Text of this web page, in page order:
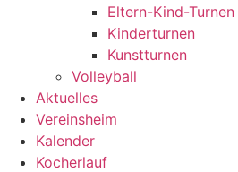
Eltern-Kind-Turnen
Kinderturnen
Kunstturnen
Volleyball
Aktuelles
Vereinsheim
Kalender
Kocherlauf